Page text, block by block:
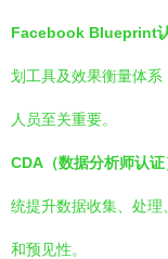
Facebook Blueprint
划工具及效果衡量体
人员至关重要。
CDA（数据分析师认证
统提升数据收集、处
和预见性。